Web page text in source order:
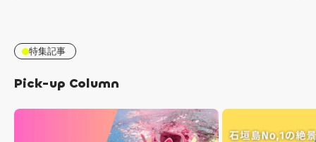
特集記事
Pick-up Column